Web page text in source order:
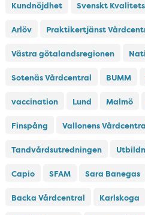
Kundnöjdhet Svenskt
Arlöv Praktikertjänst
Västra götalandsregionen
Sotenäs Vårdcentral BUMM
vaccination Lund Malmö
Finspång Vallonens
Tandvårdsutredningen
Capio SFAM Sara Banegas
Backa Vårdcentral Karlskoga